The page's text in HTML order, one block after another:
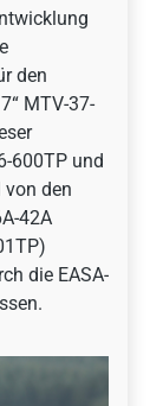
den
MTV-37-
600TP und
von den
42A
die EASA-